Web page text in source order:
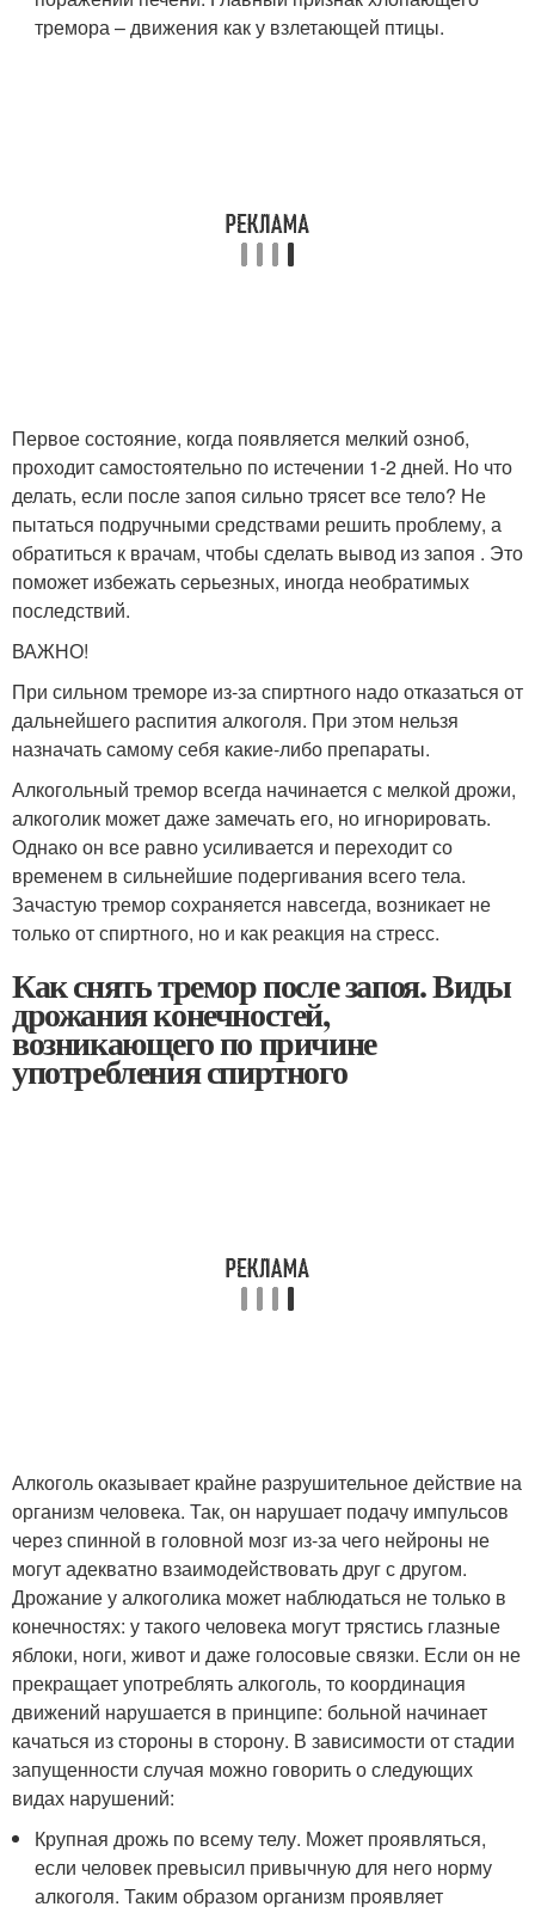
тремора – движения как у взлетающей птицы.
Первое состояние, когда появляется мелкий озноб,
проходит самостоятельно по истечении 1-2 дней. Но что
делать, если после запоя сильно трясет все тело? Не
пытаться подручными средствами решить проблему, а
обратиться к врачам, чтобы сделать вывод из запоя . Это
поможет избежать серьезных, иногда необратимых
последствий.
ВАЖНО!
При сильном треморе из-за спиртного надо отказаться от
дальнейшего распития алкоголя. При этом нельзя
назначать самому себя какие-либо препараты.
Алкогольный тремор всегда начинается с мелкой дрожи,
алкоголик может даже замечать его, но игнорировать.
Однако он все равно усиливается и переходит со
временем в сильнейшие подергивания всего тела.
Зачастую тремор сохраняется навсегда, возникает не
только от спиртного, но и как реакция на стресс.
Как снять тремор после запоя. Виды
дрожания конечностей,
возникающего по причине
употребления спиртного
Алкоголь оказывает крайне разрушительное действие на
организм человека. Так, он нарушает подачу импульсов
через спинной в головной мозг из-за чего нейроны не
могут адекватно взаимодействовать друг с другом.
Дрожание у алкоголика может наблюдаться не только в
конечностях: у такого человека могут трястись глазные
яблоки, ноги, живот и даже голосовые связки. Если он не
прекращает употреблять алкоголь, то координация
движений нарушается в принципе: больной начинает
качаться из стороны в сторону. В зависимости от стадии
запущенности случая можно говорить о следующих
видах нарушений:
Крупная дрожь по всему телу. Может проявляться,
если человек превысил привычную для него норму
алкоголя. Таким образом организм проявляет